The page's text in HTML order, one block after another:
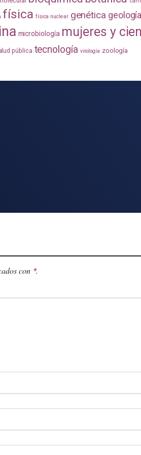
física física nuclear genética geología
microbiología mujeres y
pública tecnología virología zoología
con *.